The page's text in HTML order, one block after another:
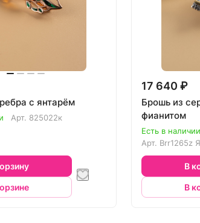
с янтарём
Арт. 825022к
17 640 ₽
Брошь из
фианитом
Есть в наличии
Арт. Brr1265z
В
В